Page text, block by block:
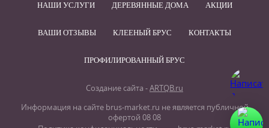
НАШИ УСЛУГИ ДЕРЕВЯННЫЕ ДОМА АКЦИИ
ВАШИ ОТЗЫВЫ КЛЕЕНЫЙ БРУС КОНТАКТЫ
ПРОФИЛИРОВАННЫЙ БРУС
Создание сайта -ARTQB.ru
Информация на сайте brus-market.ru не является публичной
офертой 08 08